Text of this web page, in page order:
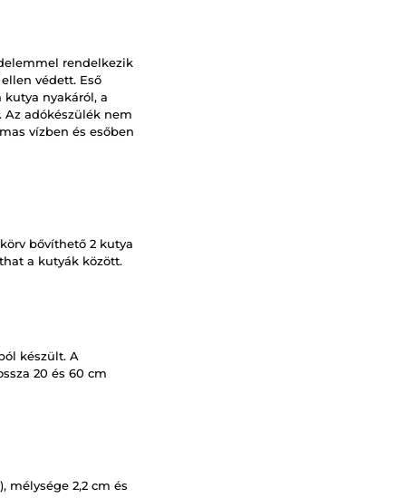
rendelkezik
védett. Eső
nyakáról, a
Az adókészülék nem
vízben és esőben
bővíthető 2 kutya
a kutyák között.
készült. A
20 és 60 cm
mélysége 2,2 cm és